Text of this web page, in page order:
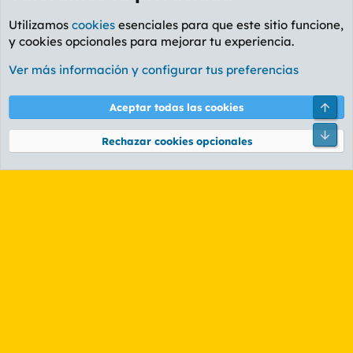
Foro General
Cookies
PL OLDSTYLE AMARILLO
Términos y reglas Política de privacidad Ayuda
Community platform by XenForo® © 2010-2026 XenForo Ltd.
Utilizamos cookies esenciales para que este sitio funcione,
y cookies opcionales para mejorar tu experiencia.
Ver más información y configurar tus preferencias
Aceptar todas las cookies
Rechazar cookies opcionales
Pie